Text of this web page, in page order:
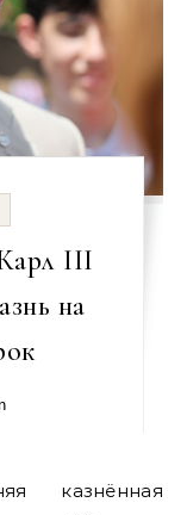
III
на
казнённая